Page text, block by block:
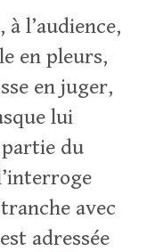
l’audience,
en pleurs,
en juger,
lui
du
avec
adressée